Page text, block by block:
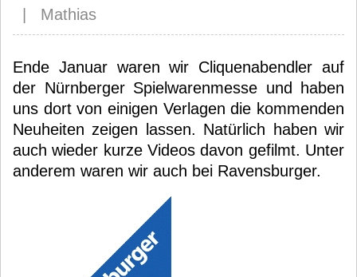
| Mathias
Ende Januar waren wir Cliquenabendler auf
der Nürnberger Spielwarenmesse und haben
uns dort von einigen Verlagen die kommenden
Neuheiten zeigen lassen. Natürlich haben wir
auch wieder kurze Videos davon gefilmt. Unter
anderem waren wir auch bei Ravensburger.